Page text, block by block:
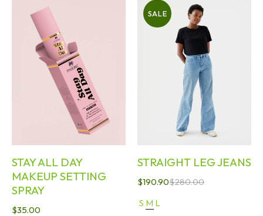
STAY ALL DAY
MAKEUP SETTING
SPRAY
$35.00
SALE
STRAIGHT LEG JEANS
$280.00
$190.90
S M L